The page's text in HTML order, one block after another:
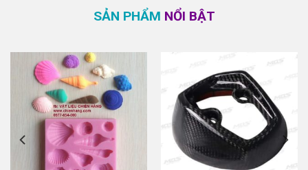
SẢN PHẨM NỔI BẬT